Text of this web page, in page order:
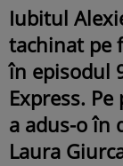
Iubitul
tachinat pe
în episodul
Express.
a adus-o în
Laura